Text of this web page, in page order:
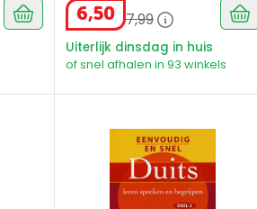
6,50 7,99
Uiterlijk dinsdag in huis
of snel afhalen in 93 winkels